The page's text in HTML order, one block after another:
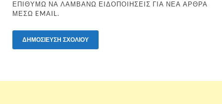
ΕΠΙΘΥΜΏ ΝΑ ΛΑΜΒΆΝΩ ΕΙΔΟΠΟΙΉΣΕΙΣ ΓΙΑ ΝΈΑ ΆΡΘΡΑ
ΜΈΣΩ EMAIL.